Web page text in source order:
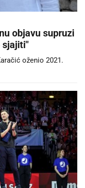
objavu supruzi
sjajiti"
oženio 2021.